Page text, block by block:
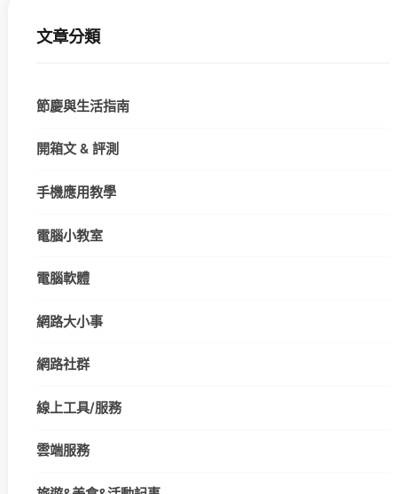
文章分類
節慶與生活指南
開箱文 & 評測
手機應用教學
電腦小教室
電腦軟體
網路大小事
網路社群
線上工具/服務
雲端服務